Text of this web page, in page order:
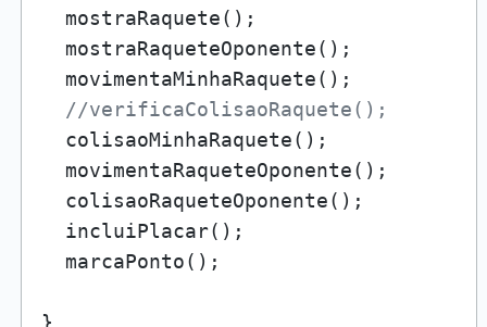
  mostraRaquete();
  mostraRaqueteOponente();
  movimentaMinhaRaquete();
//verificaColisaoRaquete();
  colisaoMinhaRaquete();
  movimentaRaqueteOponente();
  colisaoRaqueteOponente();
  incluiPlacar();
  marcaPonto();
}